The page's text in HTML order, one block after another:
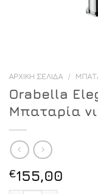
ΑΡΧΙΚΉ ΣΕΛΊΔΑ /
Orabella
Μπαταρία
€155,00